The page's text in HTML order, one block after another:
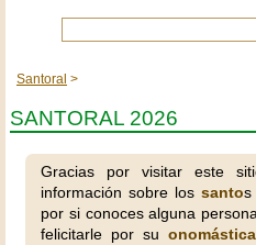
Santoral
SANTORAL 2026
Gracias por visitar este
información sobre los santos
por si conoces alguna
felicitarle por su onomástica